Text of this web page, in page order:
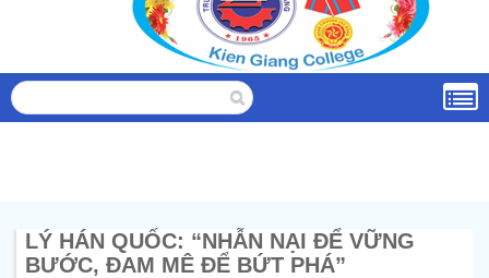
LÝ HÁN QUỐC: “NHẪN NẠI ĐỂ VỮNG
BƯỚC, ĐAM MÊ ĐỂ BỨT PHÁ”